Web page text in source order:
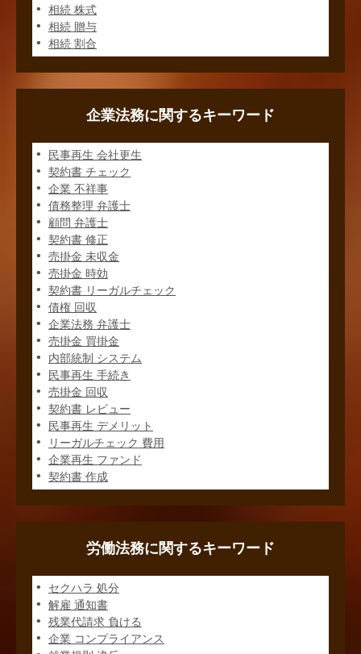
相続 株式
相続 贈与
相続 割合
企業法務に関するキーワード
民事再生 会社更生
契約書 チェック
企業 不祥事
債務整理 弁護士
顧問 弁護士
契約書 修正
売掛金 未収金
売掛金 時効
契約書 リーガルチェック
債権 回収
企業法務 弁護士
売掛金 買掛金
内部統制 システム
民事再生 手続き
売掛金 回収
契約書 レビュー
民事再生 デメリット
リーガルチェック 費用
企業再生 ファンド
契約書 作成
労働法務に関するキーワード
セクハラ 処分
解雇 通知書
残業代請求 負ける
企業 コンプライアンス